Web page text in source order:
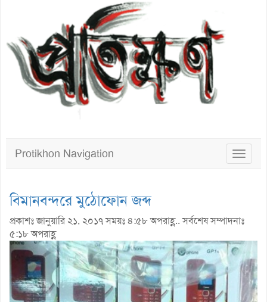
Toggle
Protikhon Navigation
বিমানবন্দরে মুঠোফোন জব্দ
প্রকাশঃ জানুয়ারি ২১, ২০১৭ সময়ঃ ৪:৫৮ অপরাহ্ণ.. সর্বশেষ সম্পাদনাঃ
৫:১৮ অপরাহ্ণ